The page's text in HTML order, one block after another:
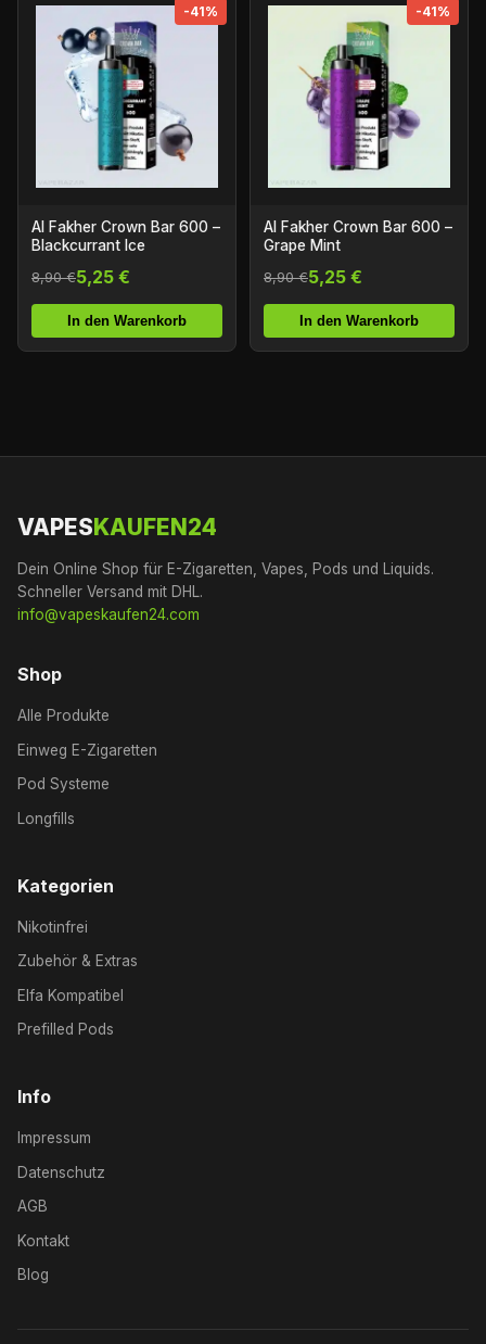
-41%
Al Fakher Crown Bar 600 –
Blackcurrant Ice
8,90 €5,25 €
In den Warenkorb
-41%
Al Fakher Crown Bar 600 –
Grape Mint
8,90 €5,25 €
In den Warenkorb
VAPES KAUFEN24
Dein Online Shop für E-Zigaretten, Vapes, Pods und Liquids.
Schneller Versand mit DHL.
info@vapeskaufen24.com
Shop
Alle Produkte
Einweg E-Zigaretten
Pod Systeme
Longfills
Kategorien
Nikotinfrei
Zubehör & Extras
Elfa Kompatibel
Prefilled Pods
Info
Impressum
Datenschutz
AGB
Kontakt
Blog